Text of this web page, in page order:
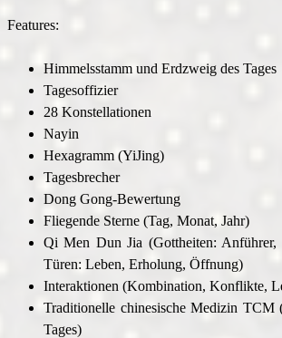
Features:
Himmelsstamm und Erdzweig des Tages
Tagesoffizier
28 Konstellationen
Nayin
Hexagramm (YiJing)
Tagesbrecher
Dong Gong-Bewertung
Fliegende Sterne (Tag, Monat, Jahr)
Qi Men Dun Jia (Gottheiten:
Türen: Leben, Erholung, Öffnung)
Interaktionen (Kombination, Konflikte,
Traditionelle chinesische Medizin TCM
Tages)